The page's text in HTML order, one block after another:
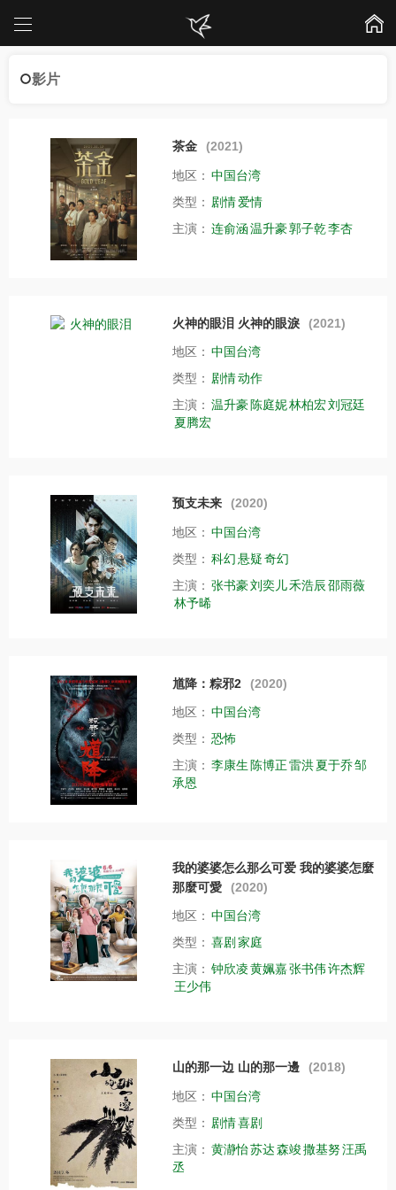
影片
茶金 (2021)
地区： 中国台湾
类型： 剧情爱情
主演： 连俞涵温升豪郭子乾李杏
火神的眼泪 火神的眼淚 (2021)
地区： 中国台湾
类型： 剧情动作
主演： 温升豪 陈庭妮林柏宏刘冠廷
夏腾宏
预支未来 (2020)
地区： 中国台湾
类型： 科幻悬疑奇幻
主演： 张书豪刘奕儿禾浩辰邵雨薇
林予晞
馗降：粽邪2 (2020)
地区： 中国台湾
类型： 恐怖
主演： 李康生 陈博正雷洪夏于乔邹
承恩
我的婆婆怎么那么可爱 我的婆婆怎麼
那麼可愛
(2020)
地区： 中国台湾
类型： 喜剧 家庭
主演： 钟欣凌黄姵嘉张书伟许杰辉
王少伟
山的那一边 山的那一邊 (2018)
地区： 中国台湾
类型： 剧情喜剧
主演： 黄瀞怡苏达森竣撒基努汪禹
丞